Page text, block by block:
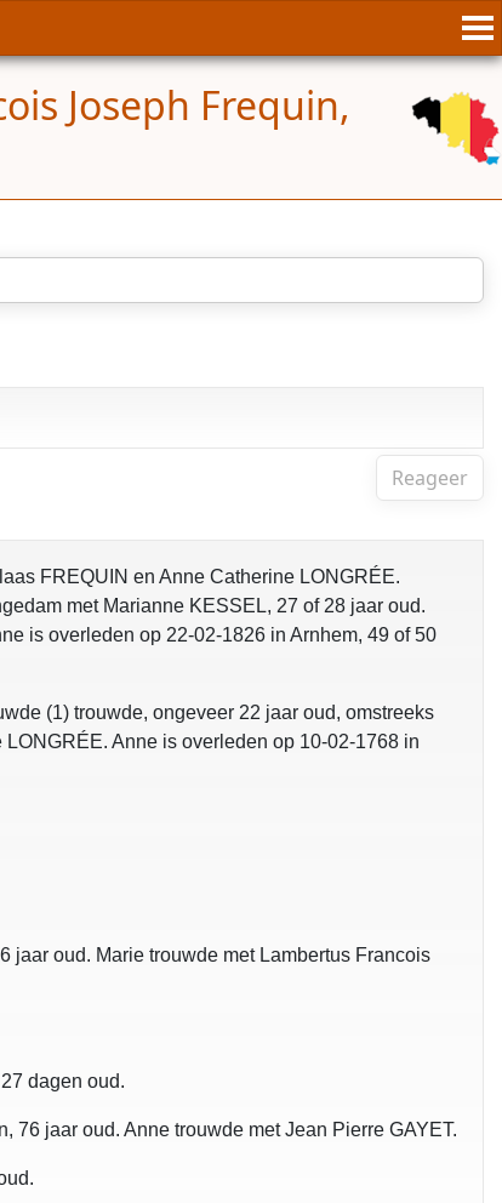
Joseph Frequin,
Reageer
FREQUIN en Anne Catherine LONGRÉE.
met Marianne KESSEL, 27 of 28 jaar oud.
is overleden op 22-02-1826 in Arnhem, 49 of 50
(1) trouwde, ongeveer 22 jaar oud, omstreeks
Anne is overleden op 10-02-1768 in
jaar oud. Marie trouwde met Lambertus Francois
dagen oud.
76 jaar oud. Anne trouwde met Jean Pierre GAYET.